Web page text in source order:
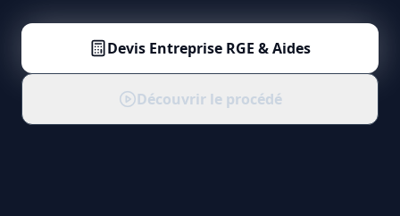
Devis Entreprise RGE & Aides
Découvrir le procédé